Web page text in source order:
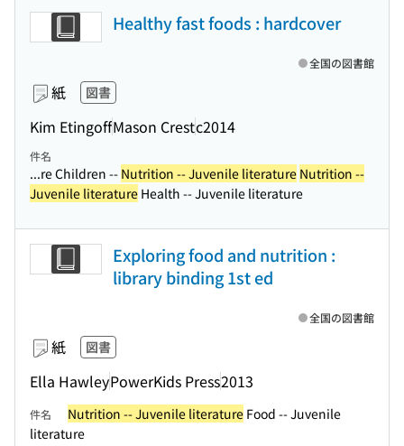
Healthy fast foods : hardcover
紙 図書
Kim EtingoffMason Crestc2014
全国の図書館
件名
...re Children -- Nutrition -- Juvenile literature Nutrition --
Juvenile literature Health -- Juvenile literature
Exploring food and nutrition :
library binding 1st ed
紙 図書
Ella HawleyPowerKids Press2013
全国の図書館
件名 Nutrition -- Juvenile literature Food -- Juvenile
literature